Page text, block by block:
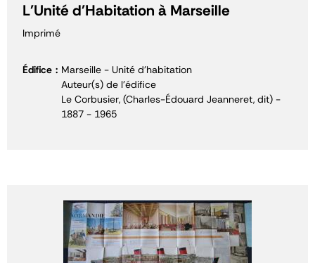
L'Unité d'Habitation à Marseille
Imprimé
Édifice
Marseille - Unité d'habitation
Auteur(s) de l'édifice
Le Corbusier, (Charles-Édouard Jeanneret, dit) -
1887 - 1965